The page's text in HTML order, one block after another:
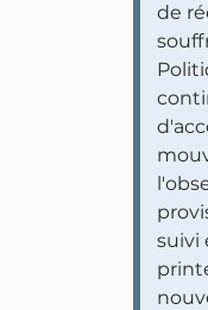
de
suivi